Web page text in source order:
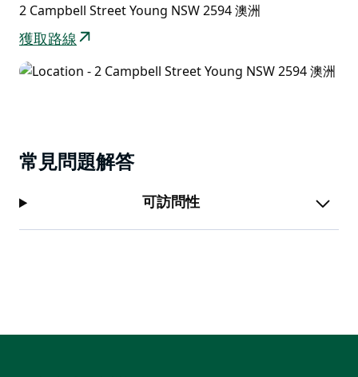
2 Campbell Street Young NSW 2594 澳洲
獲取路線
常見問題解答
可訪問性